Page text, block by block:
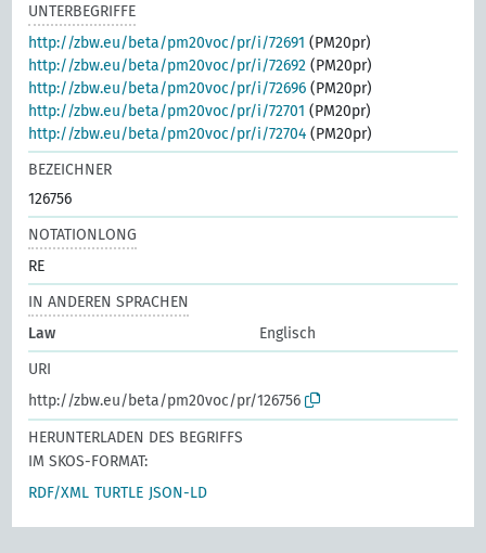
UNTERBEGRIFFE
http://zbw.eu/beta/pm20voc/pr/i/72691 (PM20pr)
http://zbw.eu/beta/pm20voc/pr/i/72692 (PM20pr)
http://zbw.eu/beta/pm20voc/pr/i/72696 (PM20pr)
http://zbw.eu/beta/pm20voc/pr/i/72701 (PM20pr)
http://zbw.eu/beta/pm20voc/pr/i/72704 (PM20pr)
BEZEICHNER
126756
NOTATIONLONG
RE
IN ANDEREN SPRACHEN
Law
Englisch
URI
http://zbw.eu/beta/pm20voc/pr/126756
HERUNTERLADEN DES BEGRIFFS
IM SKOS-FORMAT:
RDF/XML TURTLE JSON-LD